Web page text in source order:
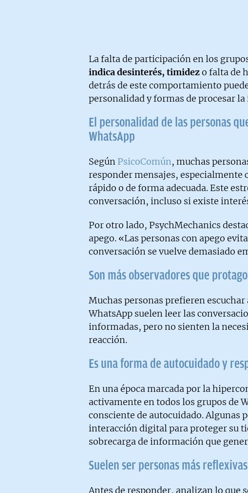
La falta de participación en los
indica desinterés, timidezo falta de
detrás de este comportamiento
personalidad y formas de procesar
El personalidad de las personas
WhatsApp
Según PsicoComún, muchas
responder mensajes,
rápido o de forma adecuada. Este
conversación, incluso si existe
Por otro lado, PsychMechanics
apego. «Las personas con apego
conversación se vuelve demasiado
Son más observadores que
Muchas personas prefieren
WhatsApp suelen leer las
informadas, pero no sienten la
reacción.
Es una forma de autocuidado y
En una época marcada por la
activamente en todos los grupos de
consciente de autocuidado. Algunas
interacción digital para proteger su
sobrecarga de información que
Suelen ser personas más reflexivas
Antes de responder, analizan lo que